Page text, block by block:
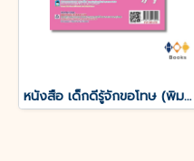
หนังสือ เด็กดีรู้จักขอโทษ (พิมพ์ครั้งที่ 3)